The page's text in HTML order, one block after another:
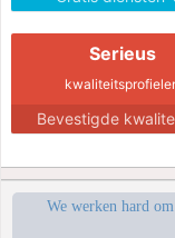
Serieus
Bevestigde
We werken hard